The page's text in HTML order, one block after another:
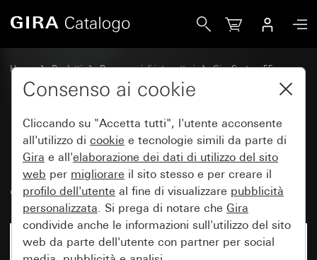
Home Prodotti Programmi di interruttori
Gira System 55
Salvavita
Presa salvavita 30 mA con
maggiore protezione contro i
contatti accidentali (Safety Plus)
Consenso ai cookie
Cliccando su "Accetta tutti", l'utente acconsente
all'utilizzo di cookie e tecnologie simili da parte di
Gira e all'elaborazione dei dati di utilizzo del sito
web per migliorare il sito stesso e per creare il
profilo dell'utente al fine di visualizzare pubblicità
personalizzata. Si prega di notare che Gira
condivide anche le informazioni sull'utilizzo del sito
web da parte dell'utente con partner per social